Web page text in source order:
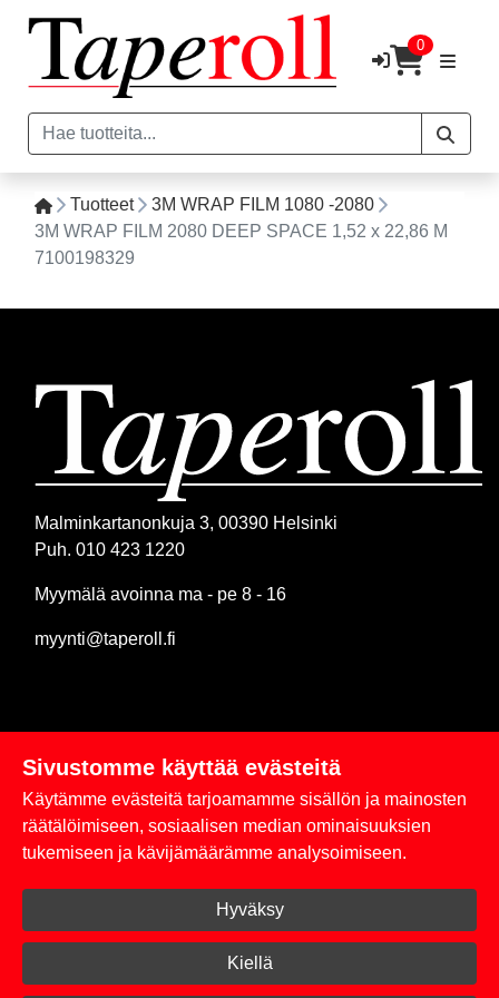
0
Tuotteet
3M WRAP FILM 1080 -2080
3M WRAP FILM 2080 DEEP SPACE 1,52 x 22,86 M
7100198329
Malminkartanonkuja 3, 00390 Helsinki
Puh. 010 423 1220
Myymälä avoinna ma - pe 8 - 16
myynti@taperoll.fi
Linkit
Rekisteriseloste
Toimitus- ja maksuehdot
Kirjaudu sisään
Sivustomme käyttää evästeitä
Käytämme evästeitä tarjoamamme sisällön ja mainosten
räätälöimiseen, sosiaalisen median ominaisuuksien
tukemiseen ja kävijämäärämme analysoimiseen.
Hyväksy
Kiellä